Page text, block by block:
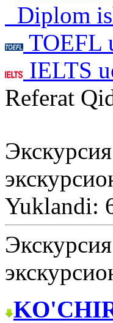
Diplom
TOEFL
IELTS
Referat
Yuklandi: